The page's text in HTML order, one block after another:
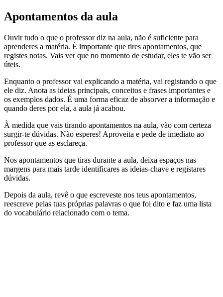
Apontamentos da aula
Ouvir tudo o que o professor diz na aula, não é suficiente para
aprenderes a matéria. É importante que tires apontamentos, que
registes notas. Vais ver que no momento de estudar, eles te vão ser
úteis.
Enquanto o professor vai explicando a matéria, vai registando o que
ele diz. Anota as ideias principais, conceitos e frases importantes e
os exemplos dados. É uma forma eficaz de absorver a informação e
quando deres por ela, a aula já acabou.
À medida que vais tirando apontamentos na aula, vão com certeza
surgir-te dúvidas. Não esperes! Aproveita e pede de imediato ao
professor que as esclareça.
Nos apontamentos que tiras durante a aula, deixa espaços nas
margens para mais tarde identificares as ideias-chave e registares
dúvidas.
Depois da aula, revê o que escreveste nos teus apontamentos,
reescreve pelas tuas próprias palavras o que foi dito e faz uma lista
do vocabulário relacionado com o tema.